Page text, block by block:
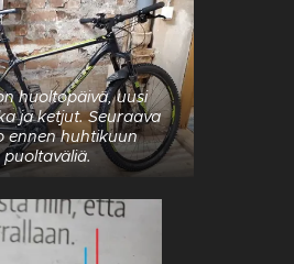
huoltopäivä, uusi
ja ketjut. Seuraava
ennen huhtikuun
puoltaväliä.